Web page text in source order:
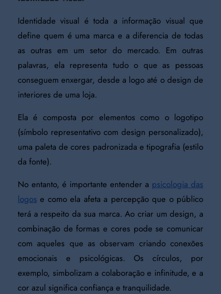
Identidade visual é toda a informação visual que
define quem é uma marca e a diferencia de todas
as outras em um setor do mercado. Em outras
palavras, ela representa tudo o que as pessoas
conseguem enxergar, desde a logo até o design de
interiores de uma loja.
Ela é composta por elementos como o logotipo
(símbolo representativo com design personalizado),
uma paleta de cores padronizada e tipografia (estilo
da fonte).
No entanto, é importante entender a psicologia das
logos e como ela afeta a percepção que o público
terá a respeito da sua marca. Ao criar um design, a
combinação de formas e cores pode se comunicar
com aqueles que as observam criando conexões
emocionais e psicológicas. Os círculos, por
exemplo, simbolizam a colaboração e infinitude, e a
cor azul significa confiança e tranquilidade.